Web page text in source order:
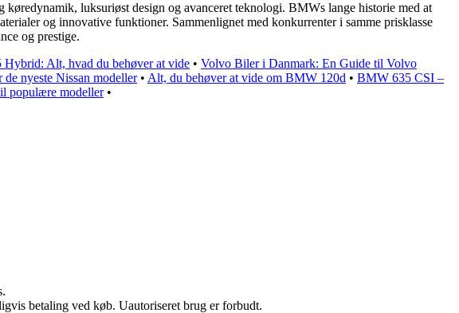
luksuriøst design og avanceret teknologi. BMWs lange historie med at
og innovative funktioner. Sammenlignet med konkurrenter i samme prisklasse
og prestige.
Hybrid: Alt, hvad du behøver at vide • Volvo Biler i Danmark: En Guide til Volvo
nyeste Nissan modeller• Alt, du behøver at vide om BMW 120d • BMW 635 CSI –
populære modeller•
betaling ved køb. Uautoriseret brug er forbudt.